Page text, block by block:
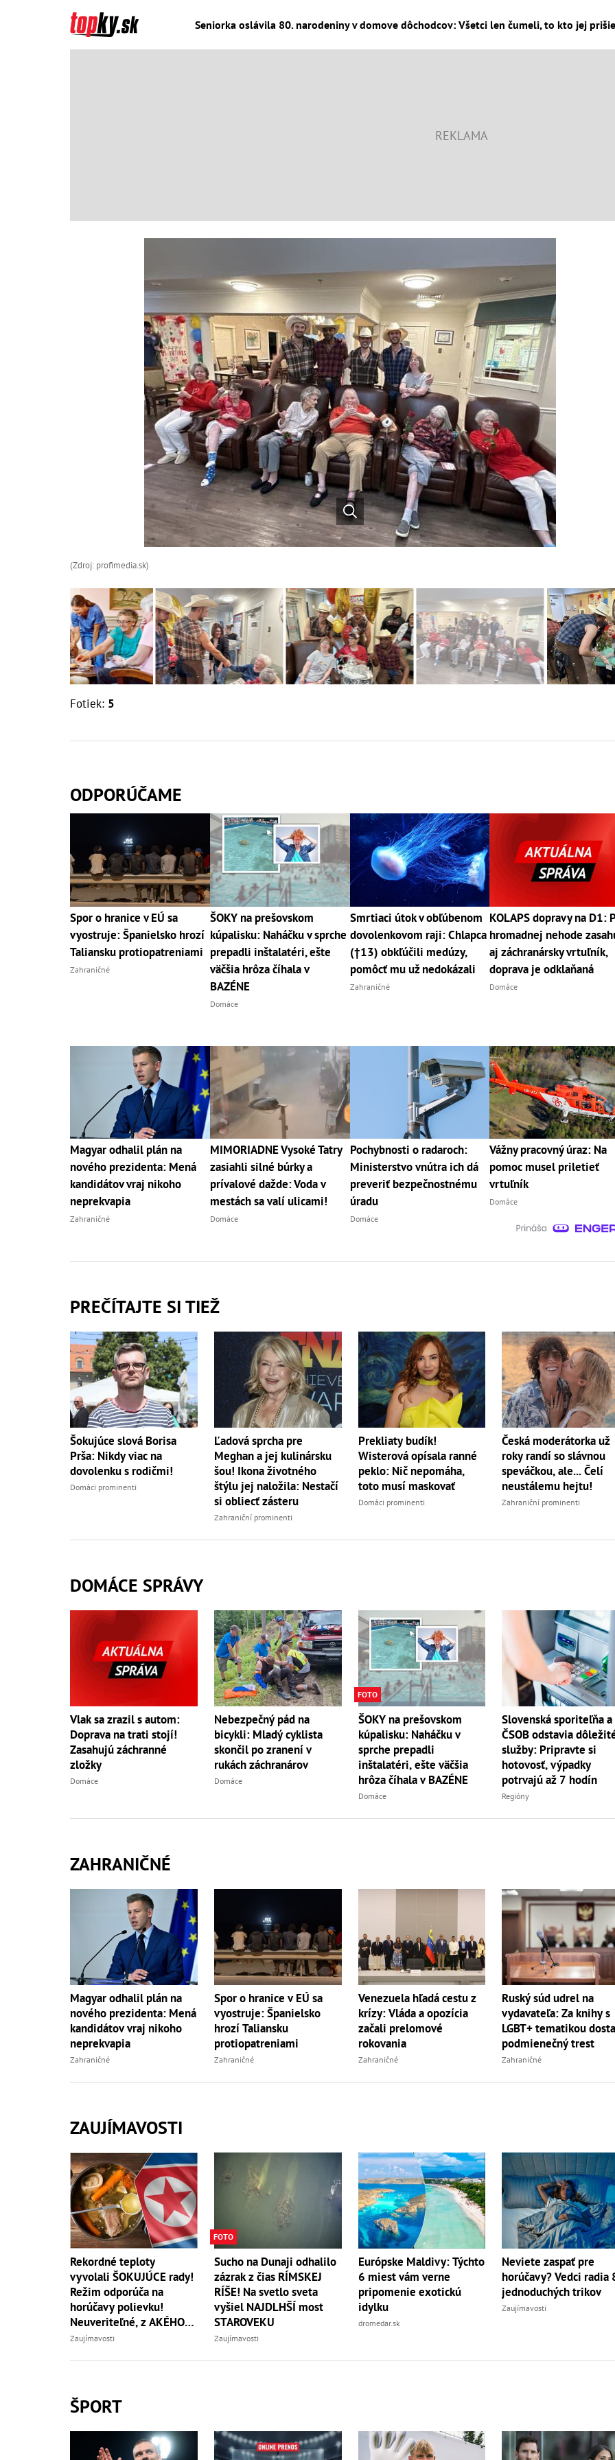
Seniorka oslávila 80. narodeniny v domove dôchodcov: Všetci len čumeli, to kto jej
(Zdroj: profimedia.sk)
Fotiek: 5
ODPORÚČAME
Spor o hranice v EÚ sa
vyostruje: Španielsko hrozí
Taliansku protiopatreniami
Zahraničné
ŠOKY na prešovskom
kúpalisku: Naháčku v sprche
prepadli inštalatéri, ešte
väčšia hrôza číhala v
BAZÉNE
Domáce
Smrtiaci útok v obľúbenom
dovolenkovom raji: Chlapca
(†13) obkľúčili medúzy,
pomôcť mu už nedokázali
Zahraničné
KOLAPS dopravy na D1:
hromadnej nehode
aj záchranársky vrtuľník,
doprava je odklaňaná
Domáce
Magyar odhalil plán na
nového prezidenta: Mená
kandidátov vraj nikoho
neprekvapia
Zahraničné
MIMORIADNE Vysoké Tatry
zasiahli silné búrky a
prívalové dažde: Voda v
mestách sa valí ulicami!
Domáce
Pochybnosti o radaroch:
Ministerstvo vnútra ich dá
preveriť bezpečnostnému
úradu
Domáce
Vážny pracovný úraz: Na
pomoc musel priletieť
vrtuľník
Domáce
PREČÍTAJTE SI TIEŽ
Šokujúce slová Borisa
Prša: Nikdy viac na
dovolenku s rodičmi!
Domáci prominenti
Ľadová sprcha pre
Meghan a jej kulinársku
šou! Ikona životného
štýlu jej naložila: Nestačí
si obliecť zásteru
Zahraniční prominenti
Prekliaty budík!
Wisterová opísala ranné
peklo: Nič nepomáha,
toto musí maskovať
Domáci prominenti
Česká moderátorka už
roky randí so slávnou
speváčkou, ale... Čelí
neustálemu hejtu!
Zahraniční prominenti
DOMÁCE SPRÁVY
Vlak sa zrazil s autom:
Doprava na trati stojí!
Zasahujú záchranné
zložky
Domáce
Nebezpečný pád na
bicykli: Mladý cyklista
skončil po zranení v
rukách záchranárov
Domáce
FOTO
ŠOKY na prešovskom
kúpalisku: Naháčku v
sprche prepadli
inštalatéri, ešte väčšia
hrôza číhala v BAZÉNE
Domáce
Slovenská sporiteľňa a
ČSOB odstavia
služby: Pripravte si
hotovosť, výpadky
potrvajú až 7 hodín
Regióny
ZAHRANIČNÉ
Magyar odhalil plán na
nového prezidenta: Mená
kandidátov vraj nikoho
neprekvapia
Zahraničné
Spor o hranice v EÚ sa
vyostruje: Španielsko
hrozí Taliansku
protiopatreniami
Zahraničné
Venezuela hľadá cestu z
krízy: Vláda a opozícia
začali prelomové
rokovania
Zahraničné
Ruský súd udrel na
vydavateľa: Za knihy s
LGBT+ tematikou
podmienečný trest
Zahraničné
ZAUJÍMAVOSTI
Rekordné teploty
vyvolali ŠOKUJÚCE rady!
Režim odporúča na
horúčavy polievku!
Neuveriteľné, z AKÉHO
zvierata
Zaujímavosti
FOTO
Sucho na Dunaji odhalilo
zázrak z čias RÍMSKEJ
RÍŠE! Na svetlo sveta
vyšiel NAJDLHŠÍ most
STAROVEKU
Zaujímavosti
Európske Maldivy: Týchto
6 miest vám verne
pripomenie exotickú
idylku
dromedar.sk
Neviete zaspať pre
horúčavy? Vedci radia
jednoduchých trikov
Zaujímavosti
ŠPORT